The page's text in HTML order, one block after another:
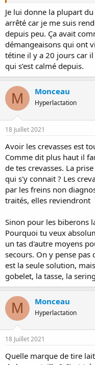
Je lui donne la plupart
arrêté car je me suis
depuis peu. Ça avait
démangeaisons qui ont
tétine il y a 20 jours car
qui s’est calmé depuis.
M Monceau
Hyperlactation
18 Juillet 2021
Avoir les crevasses est
Comme dit plus haut il
de tes crevasses. La
qui s'y connait ? Les
par les freins non
traités, elles reviendront
Sinon pour les biberons
Pourquoi tu veux
un tas d'autre moyens
secours. On y pense
est la seule solution,
gobelet, la tasse, la
M Monceau
Hyperlactation
18 Juillet 2021
Quelle marque de tire